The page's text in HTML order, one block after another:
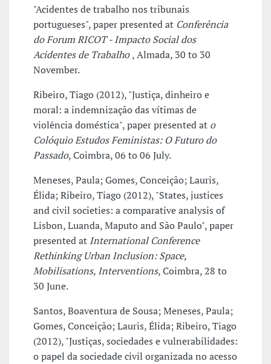
"Acidentes de trabalho nos tribunais
portugueses", paper presented at Conferência
do Forum RICOT - Impacto Social dos
Acidentes de Trabalho, Almada, 30 to 30
November.
Ribeiro, Tiago (2012), "Justiça, dinheiro e
moral: a indemnização das vítimas de
violência doméstica", paper presented at o
Colóquio Estudos Feministas: O Futuro do
Passado, Coimbra, 06 to 06 July.
Meneses, Paula; Gomes, Conceição; Lauris,
Élida; Ribeiro, Tiago (2012), "States, justices
and civil societies: a comparative analysis of
Lisbon, Luanda, Maputo and São Paulo", paper
presented at International Conference
Rethinking Urban Inclusion: Space,
Mobilisations, Interventions, Coimbra, 28 to
30 June.
Santos, Boaventura de Sousa; Meneses, Paula;
Gomes, Conceição; Lauris, Élida; Ribeiro, Tiago
(2012), "Justiças, sociedades e vulnerabilidades:
o papel da sociedade civil organizada no acesso